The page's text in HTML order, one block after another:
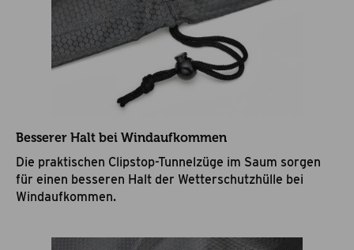
Besserer Halt bei Windaufkommen
Die praktischen Clipstop-Tunnelzüge im Saum sorgen
für einen besseren Halt der Wetterschutzhülle bei
Windaufkommen.